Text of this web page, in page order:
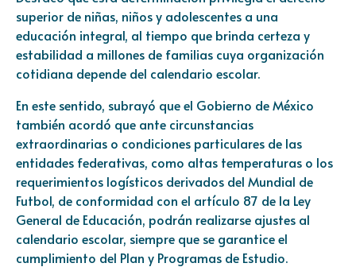
superior de niñas, niños y adolescentes a una
educación integral, al tiempo que brinda certeza y
estabilidad a millones de familias cuya organización
cotidiana depende del calendario escolar.
En este sentido, subrayó que el Gobierno de México
también acordó que ante circunstancias
extraordinarias o condiciones particulares de las
entidades federativas, como altas temperaturas o los
requerimientos logísticos derivados del Mundial de
Futbol, de conformidad con el artículo 87 de la Ley
General de Educación, podrán realizarse ajustes al
calendario escolar, siempre que se garantice el
cumplimiento del Plan y Programas de Estudio.